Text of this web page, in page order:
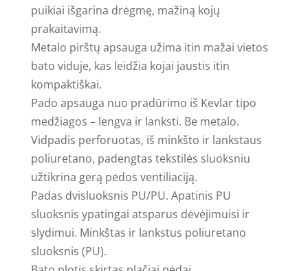
puikiai išgarina drėgmę, mažiną kojų
prakaitavimą.
Metalo pirštų apsauga užima itin mažai vietos
bato viduje, kas leidžia kojai jaustis itin
kompaktiškai.
Pado apsauga nuo pradūrimo iš Kevlar tipo
medžiagos – lengva ir lanksti. Be metalo.
Vidpadis perforuotas, iš minkšto ir lankstaus
poliuretano, padengtas tekstilės sluoksniu
užtikrina gerą pėdos ventiliaciją.
Padas dvisluoksnis PU/PU. Apatinis PU
sluoksnis ypatingai atsparus dėvėjimuisi ir
slydimui. Minkštas ir lankstus poliuretano
sluoksnis (PU).